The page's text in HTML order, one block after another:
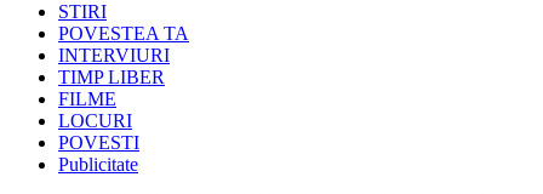
STIRI
POVESTEA TA
INTERVIURI
TIMP LIBER
FILME
LOCURI
POVESTI
Publicitate